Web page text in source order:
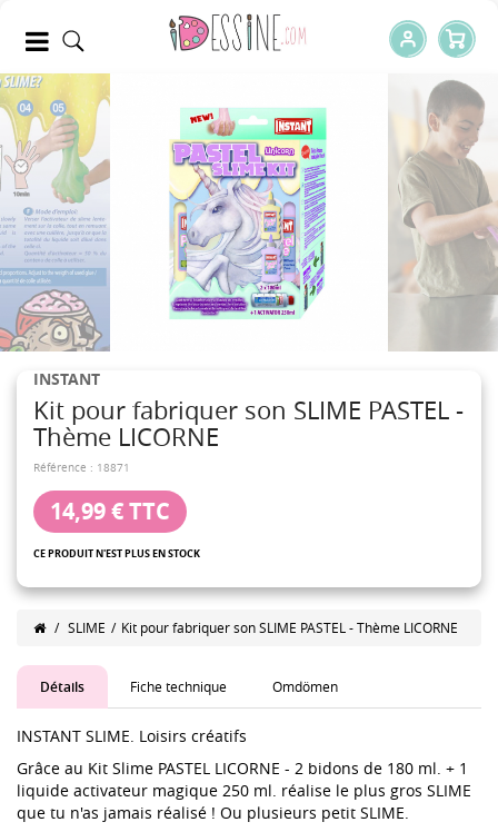
INSTANT
Kit pour fabriquer son SLIME PASTEL -
Thème LICORNE
Référence : 18871
14,99 €TTC
CE PRODUIT N'EST PLUS EN STOCK
/ SLIME / Kit pour fabriquer son SLIME PASTEL - Thème LICORNE
Détails Fiche technique Omdömen
INSTANT SLIME. Loisirs créatifs
Grâce au Kit Slime PASTEL LICORNE - 2 bidons de 180 ml. + 1
liquide activateur magique 250 ml. réalise le plus gros SLIME
que tu n'as jamais réalisé ! Ou plusieurs petit SLIME.